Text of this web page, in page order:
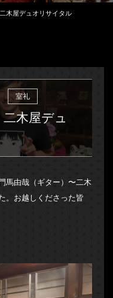
木屋デュオリサイタル
室礼
木屋デュ
馬由哉（ギター）〜二木
。お越しくださった皆